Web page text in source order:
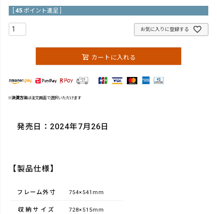
45 ポイント進呈 ]
お気に入りに登録する
カートに入れる
※決済方法は注文画面で選択いただけます
発売日：2024年7月26日
【製品仕様】
フレーム外寸 754×541ｍｍ
収納サイズ 728×515ｍｍ